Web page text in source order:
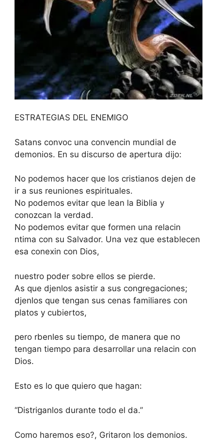
ESTRATEGIAS DEL ENEMIGO
Satans convoc una convencin mundial de
demonios. En su discurso de apertura dijo:
No podemos hacer que los cristianos dejen de
ir a sus reuniones espirituales.
No podemos evitar que lean la Biblia y
conozcan la verdad.
No podemos evitar que formen una relacin
ntima con su Salvador. Una vez que establecen
esa conexin con Dios,
nuestro poder sobre ellos se pierde.
As que djenlos asistir a sus congregaciones;
djenlos que tengan sus cenas familiares con
platos y cubiertos,
pero rbenles su tiempo, de manera que no
tengan tiempo para desarrollar una relacin con
Dios.
Esto es lo que quiero que hagan:
“Distriganlos durante todo el da.”
Como haremos eso?, Gritaron los demonios.